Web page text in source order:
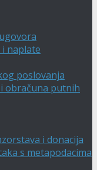
naplate
poslovanja
obračuna putnih
i donacija
s metapodacima